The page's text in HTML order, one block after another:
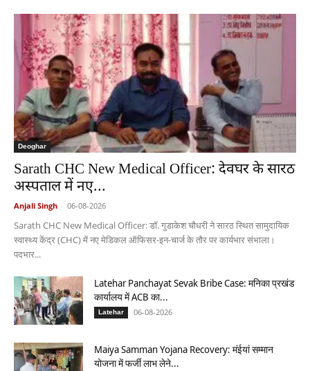
Deoghar
Sarath CHC New Medical Officer: देवघर के सारठ
अस्पताल में नए...
Anjali Singh - 06-08-2026
Sarath CHC New Medical Officer: डॉ. गुडाकेश चौधरी ने सारठ स्थित सामुदायिक
स्वास्थ्य केंद्र (CHC) में नए मेडिकल ऑफिसर-इन-चार्ज के तौर पर कार्यभार संभाला।
पदभार...
Latehar Panchayat Sevak Bribe Case: मनिका प्रखंड
कार्यालय में ACB का...
Latehar 06-08-2026
Maiya Samman Yojana Recovery: मंईयां सम्मान
योजना में फर्जी लाभ लेने...